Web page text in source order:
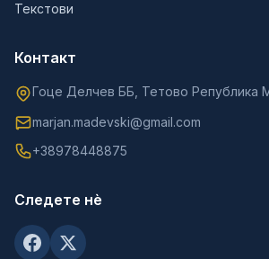
Текстови
Контакт
Гоце Делчев ББ, Тетово Република
marjan.madevski@gmail.com
+38978448875
Следете нè